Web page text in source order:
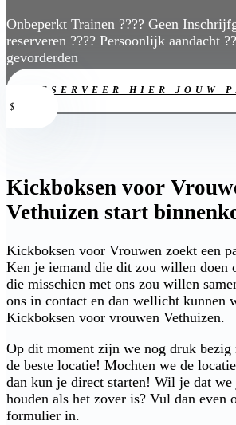
Onbeperkt Trainen ???? Geen
reserveren ???? Persoonlijk aandacht
gevorderden
RESERVEER HIER JOUW
Kickboksen voor
Vethuizen start
Kickboksen voor Vrouwen zoekt een
Ken je iemand die dit zou willen doen
die misschien met ons zou willen
ons in contact en dan wellicht kunnen
Kickboksen voor vrouwen Vethuizen.
Op dit moment zijn we nog druk bezig
de beste locatie! Mochten we de
dan kun je direct starten! Wil je dat we
houden als het zover is? Vul dan even
formulier in.